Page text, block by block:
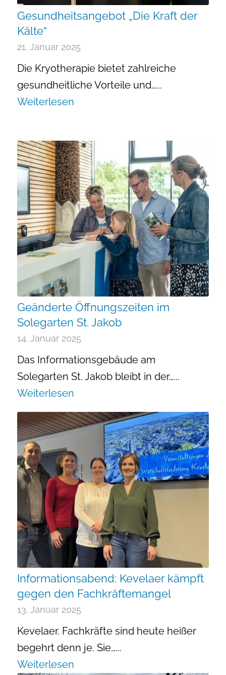
Gesundheitsangebot „Die Kraft der
Kälte“
21. Januar 2025
Die Kryotherapie bietet zahlreiche
gesundheitliche Vorteile und…...
Weiterlesen
Geänderte Öffnungszeiten im
Solegarten St. Jakob
14. Januar 2025
Das Informationsgebäude am
Solegarten St. Jakob bleibt in der…...
Weiterlesen
Informationsabend: Kevelaer kämpft
gegen den Fachkräftemangel
13. Januar 2025
Kevelaer. Fachkräfte sind heute heißer
begehrt denn je. Sie…...
Weiterlesen